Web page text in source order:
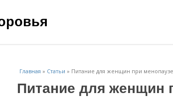
Главная » Статьи » Питание для женщин при
Питание для женщин